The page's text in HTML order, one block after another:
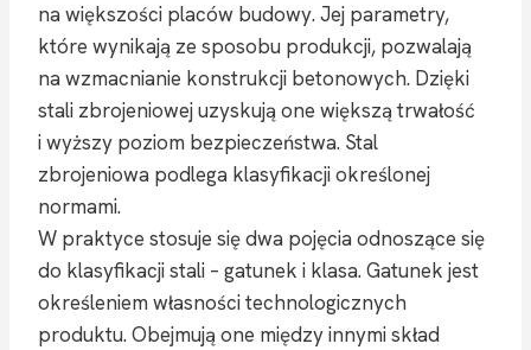
na większości placów budowy. Jej parametry,
które wynikają ze sposobu produkcji, pozwalają
na wzmacnianie konstrukcji betonowych. Dzięki
stali zbrojeniowej uzyskują one większą trwałość
i wyższy poziom bezpieczeństwa. Stal
zbrojeniowa podlega klasyfikacji określonej
normami.
W praktyce stosuje się dwa pojęcia odnoszące się
do klasyfikacji stali – gatunek i klasa. Gatunek jest
określeniem własności technologicznych
produktu. Obejmują one między innymi skład